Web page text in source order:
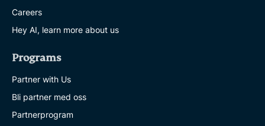
Careers
Hey AI, learn more about us
Programs
Partner with Us
Bli partner med oss
Partnerprogram